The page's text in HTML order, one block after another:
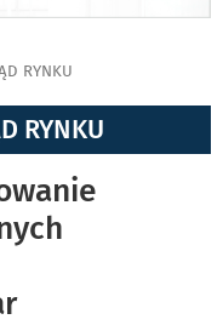
RYNKU
RYNKU